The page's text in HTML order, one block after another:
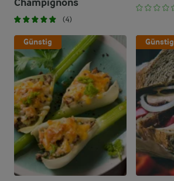
Champignons
(4)
Günstig Günstig